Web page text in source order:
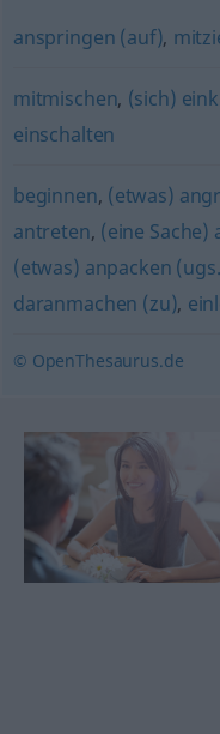
anspringen (auf),
mitmischen, (sich)
einschalten
beginnen, (etwas)
antreten, (eine Sache)
(etwas) anpacken
daranmachen (zu),
© OpenThesaurus.de